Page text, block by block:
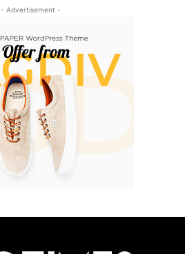
- Advertisement -